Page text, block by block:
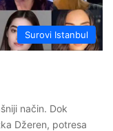
Surovi Istanbul
način. Dok
Džeren, potresa